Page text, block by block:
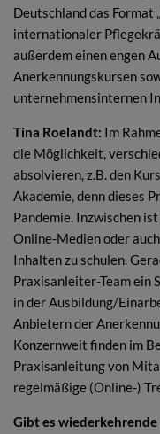
Deutschland das
internationaler
außerdem einen engen
Anerkennungskursen
unternehmensinternen
Tina Roelandt: Im
die Möglichkeit,
absolvieren, z.B. den
Akademie, denn dieses
Pandemie. Inzwischen
Online-Medien oder
Inhalten zu schulen.
Praxisanleiter-Team ein
in der Ausbildung/
Anbietern der
Konzernweit finden im
Praxisanleitung von
regelmäßige (Online-)
Gibt es